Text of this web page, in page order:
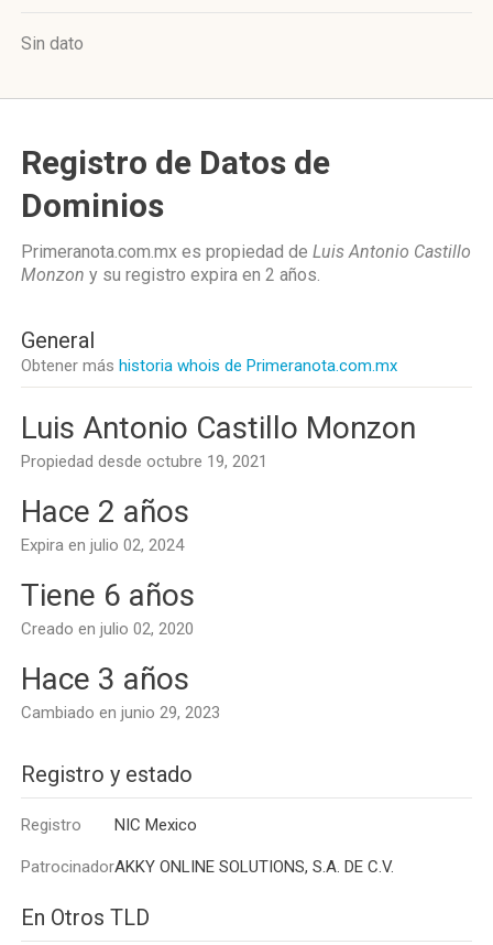
Sin dato
Registro de Datos de
Dominios
Primeranota.com.mx es propiedad de Luis Antonio Castillo
Monzon y su registro expira en 2 años.
General
Obtener más historia whois de Primeranota.com.mx
Luis Antonio Castillo Monzon
Propiedad desde octubre 19, 2021
Hace 2 años
Expira en julio 02, 2024
Tiene 6 años
Creado en julio 02, 2020
Hace 3 años
Cambiado en junio 29, 2023
Registro y estado
Registro NIC Mexico
PatrocinadorAKKY ONLINE SOLUTIONS, S.A. DE C.V.
En Otros TLD